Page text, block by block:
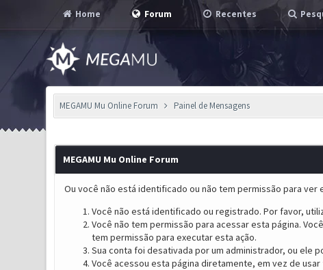
Home Forum Recentes
MEGAMU Mu Online Forum Painel de Mensagens
MEGAMU Mu Online Forum
Ou você não está identificado ou não tem permissão para
Você não está identificado ou registrado. Por favor,
Você não tem permissão para acessar esta página.
tem permissão para executar esta ação.
Sua conta foi desativada por um administrador, ou ele
Você acessou esta página diretamente, em vez de